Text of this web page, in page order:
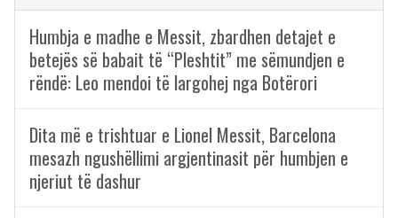
Humbja e madhe e Messit, zbardhen detajet e
betejës së babait të “Pleshtit” me sëmundjen e
rëndë: Leo mendoi të largohej nga Botërori
Dita më e trishtuar e Lionel Messit, Barcelona
mesazh ngushëllimi argjentinasit për humbjen e
njeriut të dashur